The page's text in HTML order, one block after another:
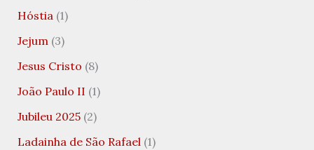
Hóstia(1)
Jejum(3)
Jesus Cristo (8)
João Paulo II (1)
Jubileu 2025(2)
Ladainha de São Rafael(1)